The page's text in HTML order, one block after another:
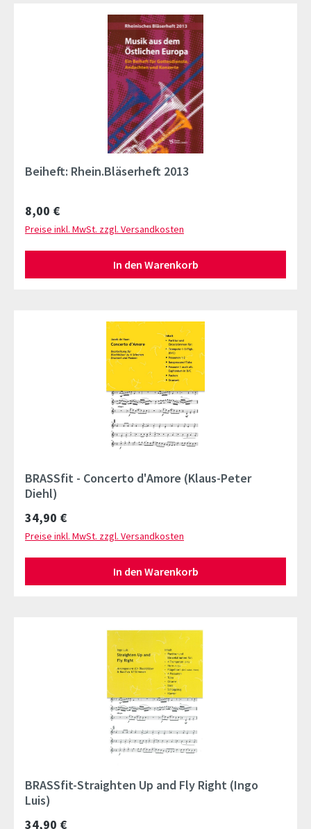
Beiheft: Rhein.Bläserheft 2013
Regulärer Preis:
8,00 €
Preise inkl. MwSt. zzgl. Versandkosten
In den Warenkorb
BRASSfit - Concerto d'Amore (Klaus-Peter
Diehl)
Regulärer Preis:
34,90 €
Preise inkl. MwSt. zzgl. Versandkosten
In den Warenkorb
BRASSfit-Straighten Up and Fly Right (Ingo
Luis)
Regulärer Preis:
34,90 €